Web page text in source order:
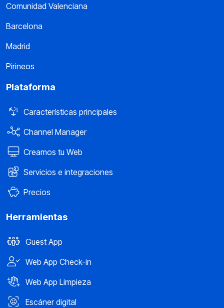
Comunidad Valenciana
Barcelona
Madrid
Pirineos
Plataforma
Características principales
Channel Manager
Creamos tu Web
Servicios e integraciones
Precios
Herramientas
Guest App
Web App Check-in
Web App Limpieza
Escáner digital